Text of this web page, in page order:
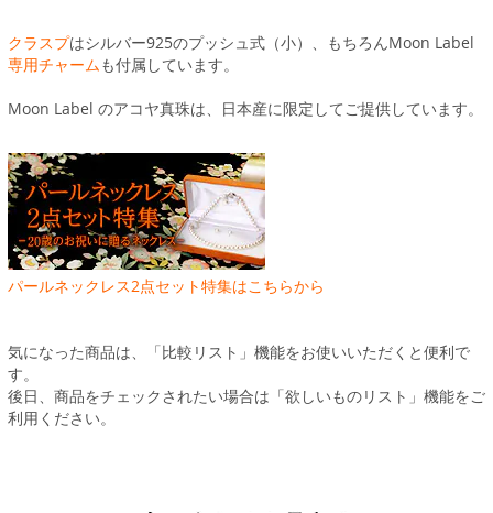
クラスプはシルバー925のプッシュ式（小）、もちろんMoon Label
専用チャームも付属しています。
Moon Label のアコヤ真珠は、日本産に限定してご提供しています。
パールネックレス2点セット特集はこちらから
気になった商品は、「比較リスト」機能をお使いいただくと便利で
す。
後日、商品をチェックされたい場合は「欲しいものリスト」機能をご
利用ください。